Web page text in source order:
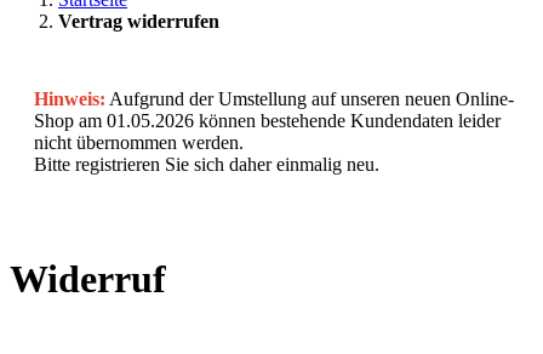
Vertrag widerrufen
Hinweis: Aufgrund der Umstellung auf unseren neuen Online-
Shop am 01.05.2026 können bestehende Kundendaten leider
nicht übernommen werden.
Bitte registrieren Sie sich daher einmalig neu.
Widerruf